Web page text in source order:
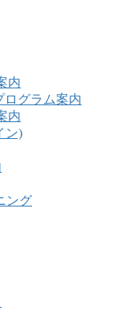
内
ログラム案内
内
ン)
ング